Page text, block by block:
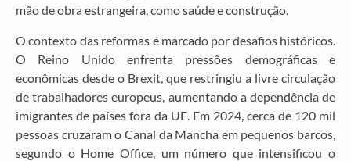
mão de obra estrangeira, como saúde e construção.
O contexto das reformas é marcado por desafios históricos.
O Reino Unido enfrenta pressões demográficas e
econômicas desde o Brexit, que restringiu a livre circulação
de trabalhadores europeus, aumentando a dependência de
imigrantes de países fora da UE. Em 2024, cerca de 120 mil
pessoas cruzaram o Canal da Mancha em pequenos barcos,
segundo o Home Office, um número que intensificou o